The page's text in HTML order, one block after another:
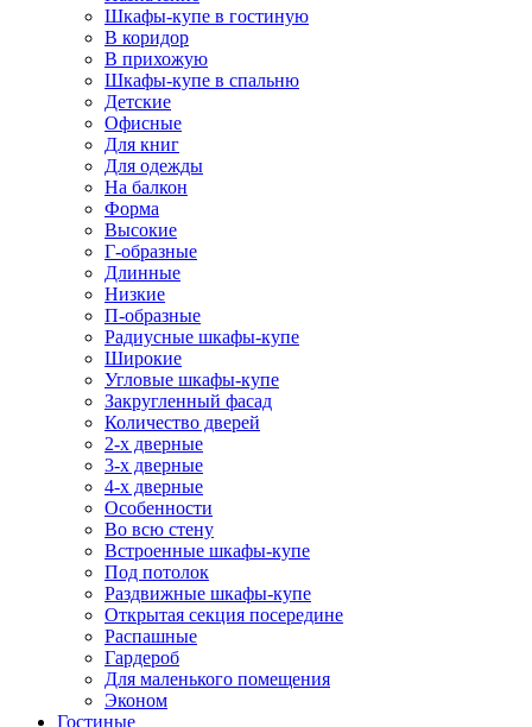
Шкафы-купе в гостиную
В коридор
В прихожую
Шкафы-купе в спальню
Детские
Офисные
Для книг
Для одежды
На балкон
Форма
Высокие
Г-образные
Длинные
Низкие
П-образные
Радиусные шкафы-купе
Широкие
Угловые шкафы-купе
Закругленный фасад
Количество дверей
2-х дверные
3-х дверные
4-х дверные
Особенности
Во всю стену
Встроенные шкафы-купе
Под потолок
Раздвижные шкафы-купе
Открытая секция посередине
Распашные
Гардероб
Для маленького помещения
Эконом
Гостиные